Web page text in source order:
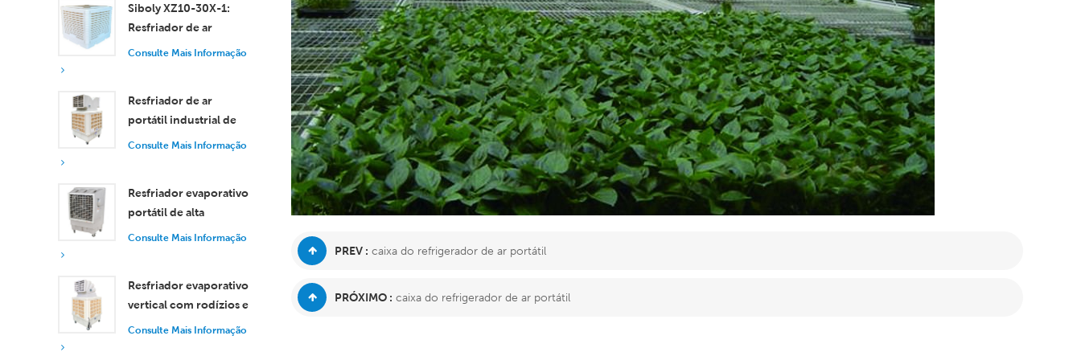
PREV : caixa do refrigerador de ar portátil
PRÓXIMO : caixa do refrigerador de ar portátil
médios.
Siboly XZ10-30X-1:
Resfriador de ar
evaporativo industrial
Consulte Mais Informação
Resfriador de ar
portátil industrial de
18.000 m³/h com
grandes espaços.
Consulte Mais Informação
Resfriador evaporativo
portátil de alta
eficiência com
remoto.
Consulte Mais Informação
Resfriador evaporativo
vertical com rodízios e
controle remoto, com
Consulte Mais Informação